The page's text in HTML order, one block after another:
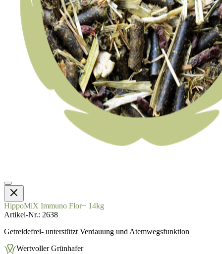
HippoMiX Immuno Flor+ 14kg
Artikel-Nr. 2638
Getreidefrei- unterstützt Verdauung und Atemwegsfunktion
Wertvoller Grünhafer